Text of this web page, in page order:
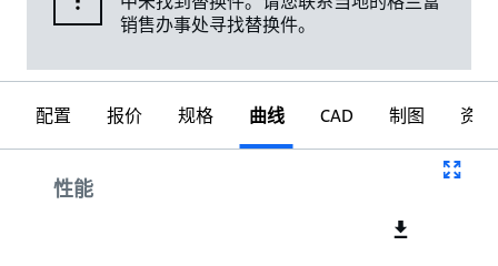
销售办事处寻找替换件。
配置 报价 规格 曲线 CAD 制图 资料
性能